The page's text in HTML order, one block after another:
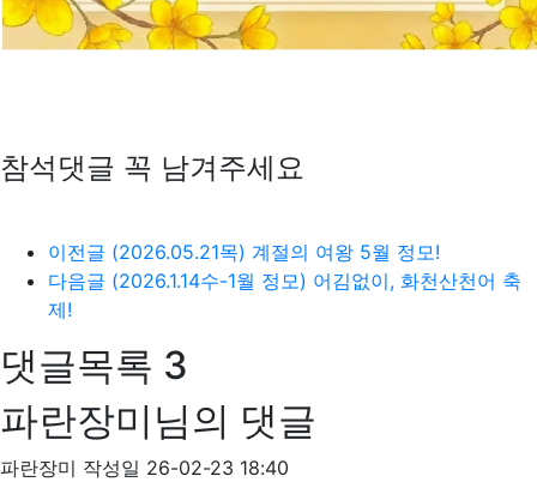
참석댓글 꼭 남겨주세요
이전글 (2026.05.21목) 계절의 여왕 5월 정모!
다음글 (2026.1.14수-1월 정모) 어김없이, 화천산천어 축
제!
댓글목록 3
파란장미님의 댓글
파란장미 작성일 26-02-23 18:40